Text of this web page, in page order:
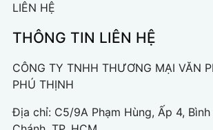
LIÊN HỆ
THÔNG TIN LIÊN HỆ
CÔNG TY TNHH THƯƠNG MẠI VĂN
PHÚ THỊNH
Địa chỉ: C5/9A Phạm Hùng, Ấp 4,